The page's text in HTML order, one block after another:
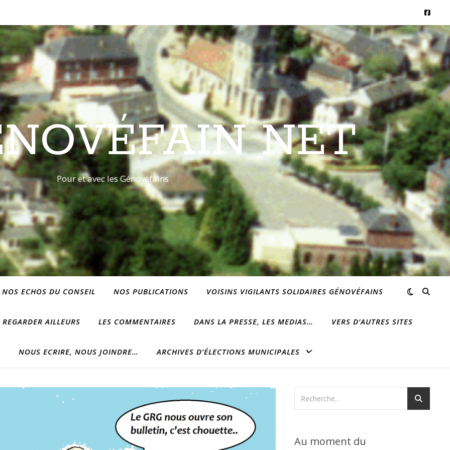
NET
Pour et avec les Génovéfains
NOS ECHOS DU CONSEIL NOS PUBLICATIONS VOISINS VIGILANTS SOLIDAIRES GÉNOVÉFAINS
REGARDER AILLEURS LES COMMENTAIRES DANS LA PRESSE, LES MEDIAS… VERS D’AUTRES SITES
NOUS ECRIRE, NOUS JOINDRE… ARCHIVES D’ÉLECTIONS MUNICIPALES
Au moment du